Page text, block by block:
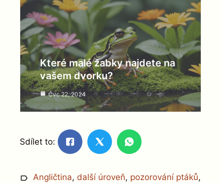
Které malé žabky najdete na
vašem dvorku?
Čvc 22, 2024
Sdílet to:
Angličtina, další úroveň, pozorování ptáků,